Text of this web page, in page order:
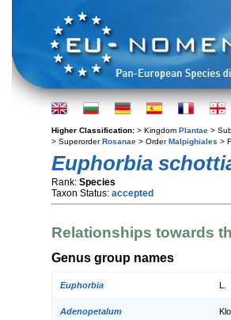
Higher Classification: > Kingdom Plantae >
> SuperorderRosanae > OrderMalpighiales >
Euphorbia
Rank: Species
Taxon Status: accepted
Relationships towards
Genus group names
Euphorbia
Adenopetalum